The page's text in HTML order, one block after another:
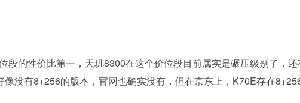
段的性价比第一，天玑8300在这个价位段目前属实是碾压级别了，
没有8+256的版本，官网也确实没有，但在京东上，K70E存在